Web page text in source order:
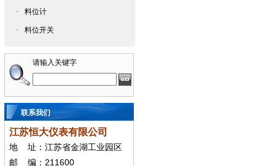
·
料位计
· 料位开关
请输入关键字
联系我们
江苏恒大仪表有限公司
地
址：江苏省金湖工业园区
邮
编： 211600